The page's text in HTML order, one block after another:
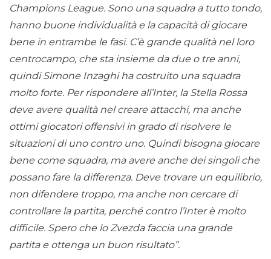
Champions League. Sono una squadra a tutto tondo,
hanno buone individualità e la capacità di giocare
bene in entrambe le fasi. C’è grande qualità nel loro
centrocampo, che sta insieme da due o tre anni,
quindi Simone Inzaghi ha costruito una squadra
molto forte. Per rispondere all’Inter, la Stella Rossa
deve avere qualità nel creare attacchi, ma anche
ottimi giocatori offensivi in ​​grado di risolvere le
situazioni di uno contro uno. Quindi bisogna giocare
bene come squadra, ma avere anche dei singoli che
possano fare la differenza. Deve trovare un equilibrio,
non difendere troppo, ma anche non cercare di
controllare la partita, perché contro l’Inter è molto
difficile. Spero che lo Zvezda faccia una grande
partita e ottenga un buon risultato”.